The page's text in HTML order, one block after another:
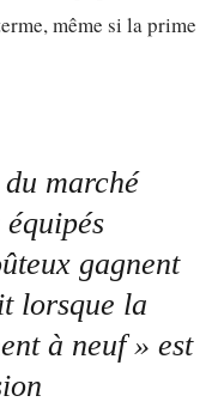
même si la prime
marché
gagnent
lorsque la
à neuf » est